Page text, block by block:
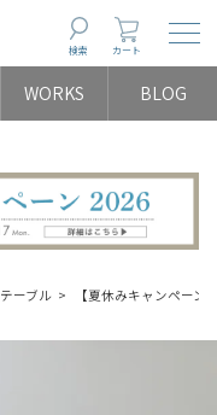
検索 カート
WORKS BLOG
テーブル 【夏休みキャンペー